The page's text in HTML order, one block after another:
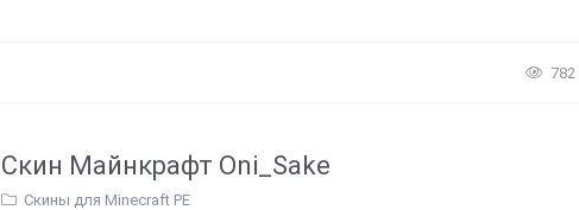
782
Скин Майнкрафт Oni_Sake
Скины для Minecraft PE